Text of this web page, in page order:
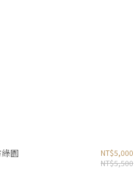
園
NT$5,000
NT$5,500